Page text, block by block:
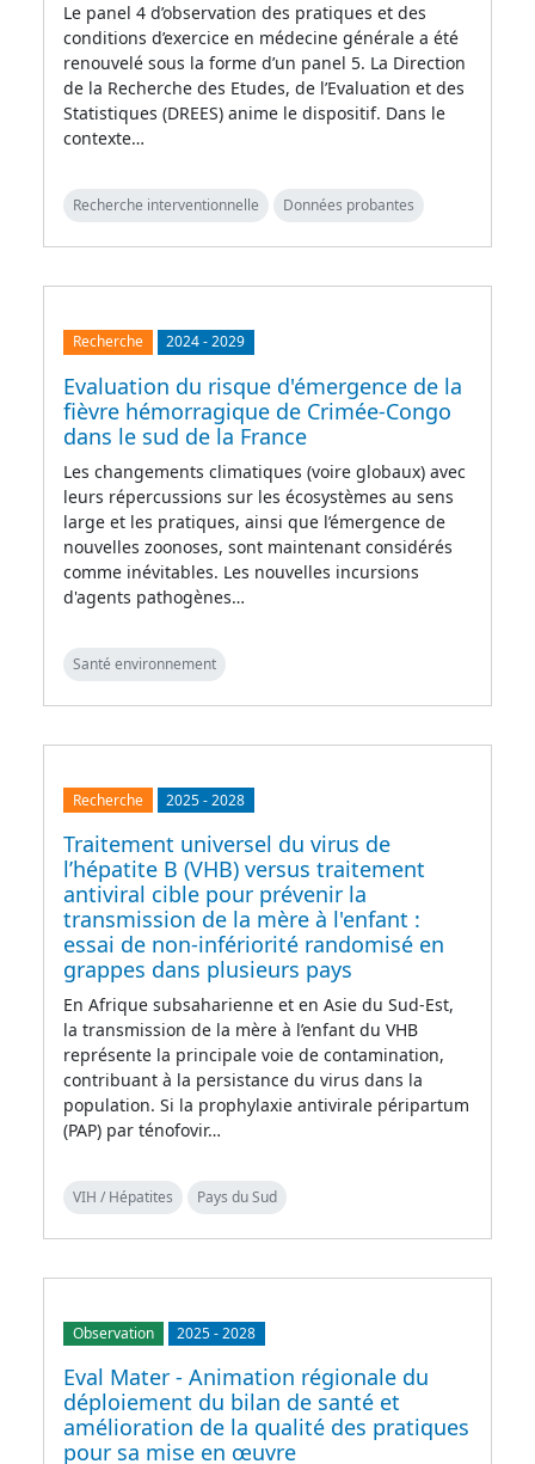
Le panel 4 d’observation des pratiques et des
conditions d’exercice en médecine générale a été
renouvelé sous la forme d’un panel 5. La Direction
de la Recherche des Etudes, de l’Evaluation et des
Statistiques (DREES) anime le dispositif. Dans le
contexte…
Recherche interventionnelle Données probantes
Recherche 2024-2029
Evaluation du risque d'émergence de la
fièvre hémorragique de Crimée-Congo
dans le sud de la France
Les changements climatiques (voire globaux) avec
leurs répercussions sur les écosystèmes au sens
large et les pratiques, ainsi que l’émergence de
nouvelles zoonoses, sont maintenant considérés
comme inévitables. Les nouvelles incursions
d'agents pathogènes…
Santé environnement
Recherche 2025-2028
Traitement universel du virus de
l’hépatite B (VHB) versus traitement
antiviral cible pour prévenir la
transmission de la mère à l'enfant :
essai de non-infériorité randomisé en
grappes dans plusieurs pays
En Afrique subsaharienne et en Asie du Sud-Est,
la transmission de la mère à l’enfant du VHB
représente la principale voie de contamination,
contribuant à la persistance du virus dans la
population. Si la prophylaxie antivirale péripartum
(PAP) par ténofovir…
VIH / Hépatites Pays du Sud
Observation 2025-2028
Eval Mater - Animation régionale du
déploiement du bilan de santé et
amélioration de la qualité des pratiques
pour sa mise en œuvre